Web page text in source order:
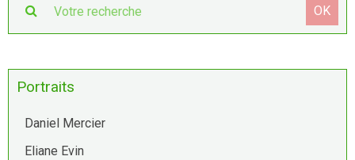
OK
Portraits
Daniel Mercier
Eliane Evin